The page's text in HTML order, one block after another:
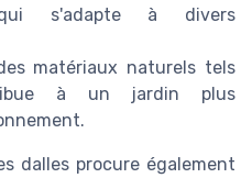
s'adapte à divers
matériaux naturels tels
à un jardin plus
dalles procure également